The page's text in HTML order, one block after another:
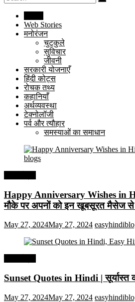
Web Stories
मनोरंजन
चुटकुले
सुविचार
जीवनी
सरकारी योजनाएँ
हिंदी कोट्स
रोचक तथ्य
कहानियाँ
अर्थव्यवस्था
टेक्नोलॉजी
पर्व और त्यौहार
समस्याओं का समाधान
Happy Anniversary Wishes in
मौके पर अपनों को इन खूबसूरत मैसेज से
May 27, 2024May 27, 2024
Sunset Quotes in Hindi | सूर्यास्त
May 27, 2024May 27, 2024